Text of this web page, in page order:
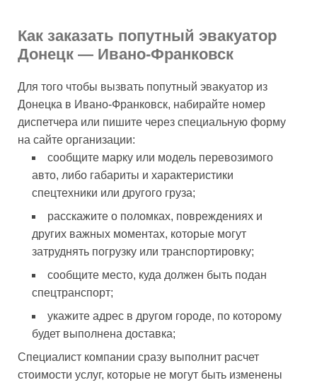
Как заказать попутный эвакуатор
Донецк — Ивано-Франковск
Для того чтобы вызвать попутный эвакуатор из
Донецка в Ивано-Франковск, набирайте номер
диспетчера или пишите через специальную форму
на сайте организации:
сообщите марку или модель перевозимого
авто, либо габариты и характеристики
спецтехники или другого груза;
расскажите о поломках, повреждениях и
других важных моментах, которые могут
затруднять погрузку или транспортировку;
сообщите место, куда должен быть подан
спецтранспорт;
укажите адрес в другом городе, по которому
будет выполнена доставка;
Специалист компании сразу выполнит расчет
стоимости услуг, которые не могут быть изменены